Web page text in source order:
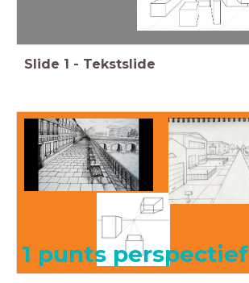
Slide 1 - Tekstslide
1 punts perspectief